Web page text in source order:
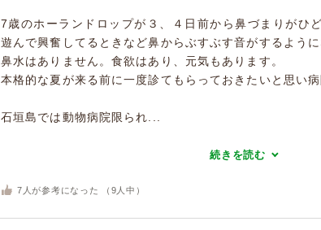
7歳のホーランドロップが３、４日前から鼻づまりがひ
遊んで興奮してるときなど鼻からぶすぶす音がするように
鼻水はありません。食欲はあり、元気もあります。
本格的な夏が来る前に一度診てもらっておきたいと思い病
石垣島では動物病院限られ...
続きを読む
7 人が参考になった （ 9 人中）